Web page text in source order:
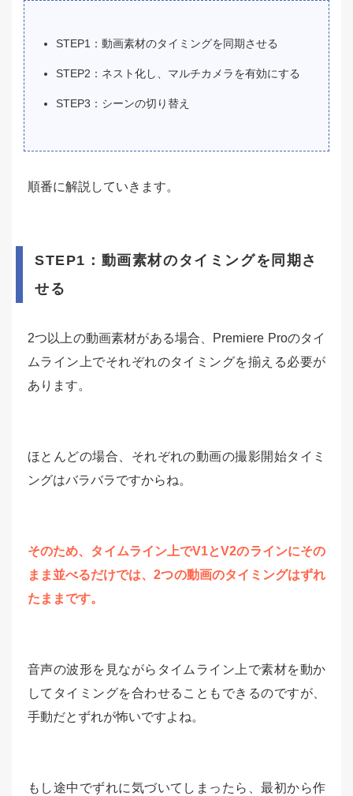
STEP1：動画素材のタイミングを同期させる
STEP2：ネスト化し、マルチカメラを有効にする
STEP3：シーンの切り替え
順番に解説していきます。
STEP1：動画素材のタイミングを同期さ
せる
2つ以上の動画素材がある場合、Premiere Proのタイ
ムライン上でそれぞれのタイミングを揃える必要が
あります。
ほとんどの場合、それぞれの動画の撮影開始タイミ
ングはバラバラですからね。
そのため、タイムライン上でV1とV2のラインにその
まま並べるだけでは、2つの動画のタイミングはずれ
たままです。
音声の波形を見ながらタイムライン上で素材を動か
してタイミングを合わせることもできるのですが、
手動だとずれが怖いですよね。
もし途中でずれに気づいてしまったら、最初から作